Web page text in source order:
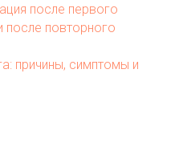
после первого
после повторного
причины, симптомы и